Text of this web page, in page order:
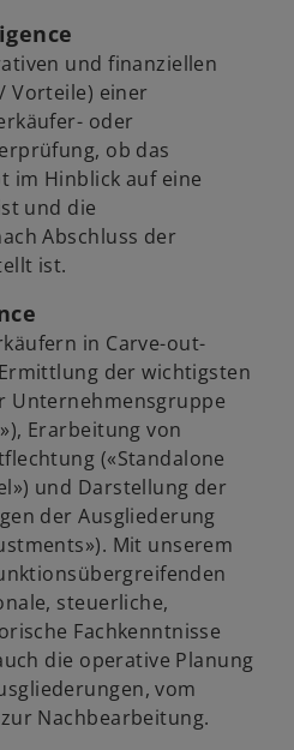
und finanziellen
Vorteile) einer
oder
ob das
im Hinblick auf eine
und die
Abschluss der
ist.
in Carve-out-
der wichtigsten
Unternehmensgruppe
Erarbeitung von
(«Standalone
und Darstellung der
der Ausgliederung
Mit unserem
steuerliche,
Fachkenntnisse
die operative Planung
vom
Nachbearbeitung.